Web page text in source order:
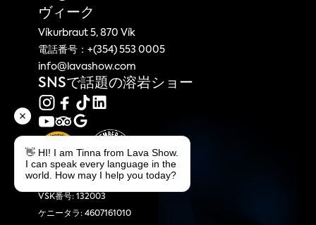
ヴィーク
Víkurbraut 5, 870 Vík
電話番号：+(354) 553 0005
info@lavashow.com
SNSで話題の溶岩ショー
溶岩ショー
VSK番号: 132003
ケニータラ: 4607161010
👋 HI! I am Tinna from Lava Show.
I can speak every language in the
world. How may I help you today?